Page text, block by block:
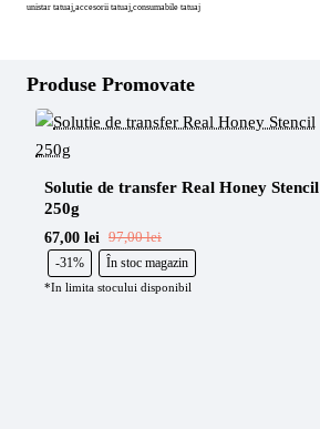
unistar tatuaj,accesorii tatuaj,consumabile tatuaj
Produse Promovate
Solutie de transfer Real Honey Stencil
250g
În stoc magazin
*In limita stocului disponibil
-31%
67,00 lei 97,00 lei